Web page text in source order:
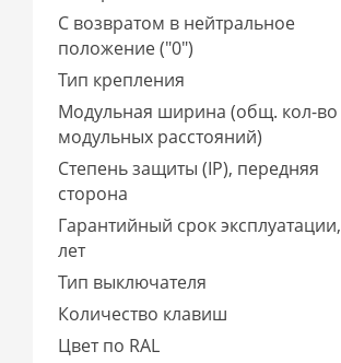
С возвратом в нейтральное
положение ("0")
Тип крепления
Модульная ширина (общ. кол-во
модульных расстояний)
Степень защиты (IP), передняя
сторона
Гарантийный срок эксплуатации,
лет
Тип выключателя
Количество клавиш
Цвет по RAL